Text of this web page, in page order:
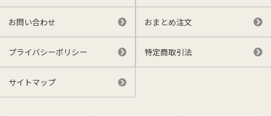
お問い合わせ おまとめ注文
プライバシーポリシー 特定商取引法
サイトマップ